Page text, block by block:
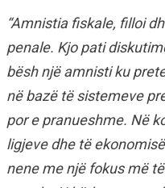
“Amnistia fiskale, filloi
penale. Kjo pati
bësh një amnisti ku
në bazë të sistemeve
por e pranueshme. Në
ligjeve dhe të
nene me një fokus më